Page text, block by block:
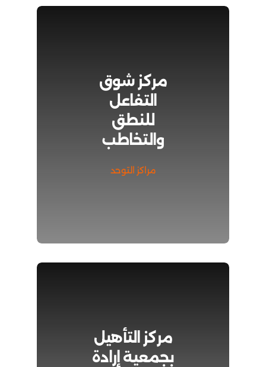
مركز شوق
التفاعل
للنطق
والتخاطب
مراكز التوحد
مركز التأهيل
بجمعية إرادة